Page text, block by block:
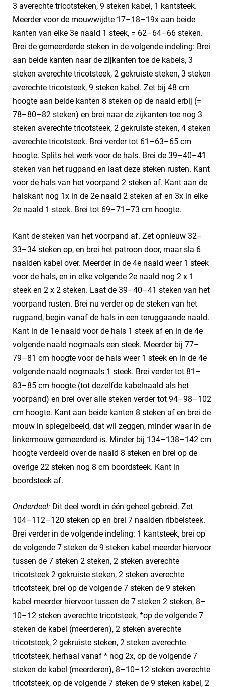
3 averechte tricotsteken, 9 steken kabel, 1 kantsteek.
Meerder voor de mouwwijdte 17–18–19x aan beide
kanten van elke 3e naald 1 steek, = 62–64–66 steken.
Brei de gemeerderde steken in de volgende indeling: Brei
aan beide kanten naar de zijkanten toe de kabels, 3
steken averechte tricotsteek, 2 gekruiste steken, 3 steken
averechte tricotsteek, 9 steken kabel. Zet bij 48 cm
hoogte aan beide kanten 8 steken op de naald erbij (=
78–80–82 steken) en brei naar de zijkanten toe nog 3
steken averechte tricotsteek, 2 gekruiste steken, 4 steken
averechte tricotsteek. Brei verder tot 61–63–65 cm
hoogte. Splits het werk voor de hals. Brei de 39–40–41
steken van het rugpand en laat deze steken rusten. Kant
voor de hals van het voorpand 2 steken af. Kant aan de
halskant nog 1x in de 2e naald 2 steken af en 3x in elke
2e naald 1 steek. Brei tot 69–71–73 cm hoogte.
Kant de steken van het voorpand af. Zet opnieuw 32–
33–34 steken op, en brei het patroon door, maar sla 6
naalden kabel over. Meerder in de 4e naald weer 1 steek
voor de hals, en in elke volgende 2e naald nog 2 x 1
steek en 2 x 2 steken. Laat de 39–40–41 steken van het
voorpand rusten. Brei nu verder op de steken van het
rugpand, begin vanaf de hals in een teruggaande naald.
Kant in de 1e naald voor de hals 1 steek af en in de 4e
volgende naald nogmaals een steek. Meerder bij 77–
79–81 cm hoogte voor de hals weer 1 steek en in de 4e
volgende naald nogmaals 1 steek. Brei verder tot 81–
83–85 cm hoogte (tot dezelfde kabelnaald als het
voorpand) en brei over alle steken verder tot 94–98–102
cm hoogte. Kant aan beide kanten 8 steken af en brei de
mouw in spiegelbeeld, dat wil zeggen, minder waar in de
linkermouw gemeerderd is. Minder bij 134–138–142 cm
hoogte verdeeld over de naald 8 steken en brei op de
overige 22 steken nog 8 cm boordsteek. Kant in
boordsteek af.
Onderdeel: Dit deel wordt in één geheel gebreid. Zet
104–112–120 steken op en brei 7 naalden ribbelsteek.
Brei verder in de volgende indeling: 1 kantsteek, brei op
de volgende 7 steken de 9 steken kabel meerder hiervoor
tussen de 7 steken 2 steken, 2 steken averechte
tricotsteek 2 gekruiste steken, 2 steken averechte
tricotsteek, brei op de volgende 7 steken de 9 steken
kabel meerder hiervoor tussen de 7 steken 2 steken, 8–
10–12 steken averechte tricotsteek, *op de volgende 7
steken de kabel (meerderen), 2 steken averechte
tricotsteek, 2 gekruiste steken, 2 steken averechte
tricotsteek, herhaal vanaf * nog 2x, op de volgende 7
steken de kabel (meerderen), 8–10–12 steken averechte
tricotsteek, op de volgende 7 steken de 9 steken kabel, 2